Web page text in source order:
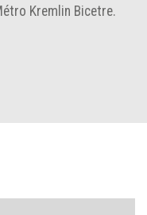
Kremlin Bicetre.